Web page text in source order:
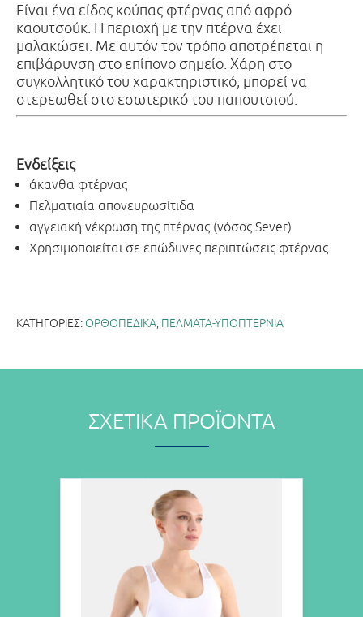
Είναι ένα είδος κούπας φτέρνας από αφρό
καουτσούκ. Η περιοχή με την πτέρνα έχει
μαλακώσει. Με αυτόν τον τρόπο αποτρέπεται η
επιβάρυνση στο επίπονο σημείο. Χάρη στο
συγκολλητικό του χαρακτηριστικό, μπορεί να
στερεωθεί στο εσωτερικό του παπουτσιού.
Ενδείξεις
άκανθα φτέρνας
Πελματιαία απονευρωσίτιδα
αγγειακή νέκρωση της πτέρνας (νόσος Sever)
Χρησιμοποιείται σε επώδυνες περιπτώσεις φτέρνας
ΚΑΤΗΓΟΡΊΕΣ: ΟΡΘΟΠΕΔΙΚΑ, ΠΕΛΜΑΤΑ-ΥΠΟΠΤΕΡΝΙΑ
ΣΧΕΤΙΚΆ ΠΡΟΪΌΝΤΑ